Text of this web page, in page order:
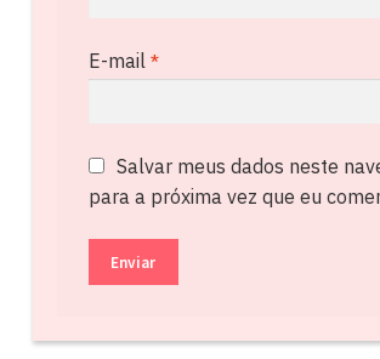
E-mail *
Salvar meus dados neste
para a próxima vez que eu